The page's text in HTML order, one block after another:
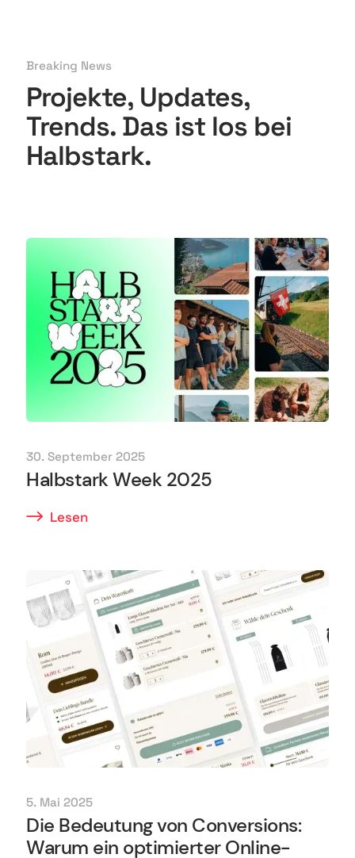
Breaking News
Projekte, Updates,
Trends. Das ist los bei
Halbstark.
30. September 2025
Halbstark Week 2025
Lesen
5. Mai 2025
Die Bedeutung von Conversions:
Warum ein optimierter Online-